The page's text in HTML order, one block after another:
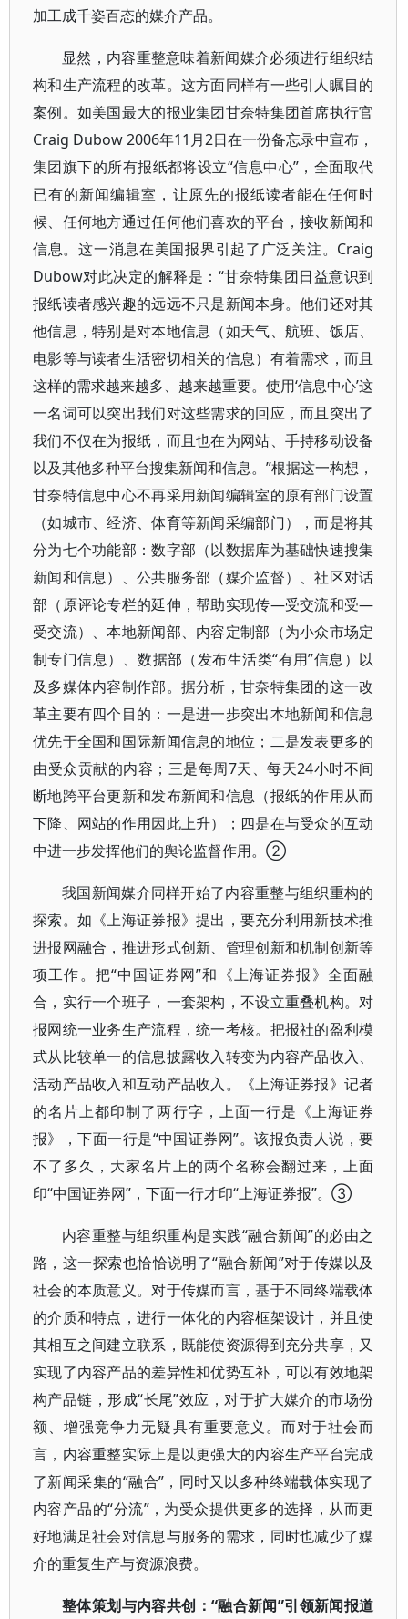
加工成千姿百态的媒介产品。
显然，内容重整意味着新闻媒介必须进行组织结
构和生产流程的改革。这方面同样有一些引人瞩目的
案例。如美国最大的报业集团甘奈特集团首席执行官
Craig Dubow 2006年11月2日在一份备忘录中宣布，
集团旗下的所有报纸都将设立“信息中心”，全面取代
已有的新闻编辑室，让原先的报纸读者能在任何时
候、任何地方通过任何他们喜欢的平台，接收新闻和
信息。这一消息在美国报界引起了广泛关注。Craig
Dubow对此决定的解释是：“甘奈特集团日益意识到
报纸读者感兴趣的远远不只是新闻本身。他们还对其
他信息，特别是对本地信息（如天气、航班、饭店、
电影等与读者生活密切相关的信息）有着需求，而且
这样的需求越来越多、越来越重要。使用‘信息中心’这
一名词可以突出我们对这些需求的回应，而且突出了
我们不仅在为报纸，而且也在为网站、手持移动设备
以及其他多种平台搜集新闻和信息。”根据这一构想，
甘奈特信息中心不再采用新闻编辑室的原有部门设置
（如城市、经济、体育等新闻采编部门），而是将其
分为七个功能部：数字部（以数据库为基础快速搜集
新闻和信息）、公共服务部（媒介监督）、社区对话
部（原评论专栏的延伸，帮助实现传—受交流和受—
受交流）、本地新闻部、内容定制部（为小众市场定
制专门信息）、数据部（发布生活类“有用”信息）以
及多媒体内容制作部。据分析，甘奈特集团的这一改
革主要有四个目的：一是进一步突出本地新闻和信息
优先于全国和国际新闻信息的地位；二是发表更多的
由受众贡献的内容；三是每周7天、每天24小时不间
断地跨平台更新和发布新闻和信息（报纸的作用从而
下降、网站的作用因此上升）；四是在与受众的互动
中进一步发挥他们的舆论监督作用。②
我国新闻媒介同样开始了内容重整与组织重构的
探索。如《上海证券报》提出，要充分利用新技术推
进报网融合，推进形式创新、管理创新和机制创新等
项工作。把“中国证券网”和《上海证券报》全面融
合，实行一个班子，一套架构，不设立重叠机构。对
报网统一业务生产流程，统一考核。把报社的盈利模
式从比较单一的信息披露收入转变为内容产品收入、
活动产品收入和互动产品收入。《上海证券报》记者
的名片上都印制了两行字，上面一行是《上海证券
报》，下面一行是“中国证券网”。该报负责人说，要
不了多久，大家名片上的两个名称会翻过来，上面
印“中国证券网”，下面一行才印“上海证券报”。③
内容重整与组织重构是实践“融合新闻”的必由之
路，这一探索也恰恰说明了“融合新闻”对于传媒以及
社会的本质意义。对于传媒而言，基于不同终端载体
的介质和特点，进行一体化的内容框架设计，并且使
其相互之间建立联系，既能使资源得到充分共享，又
实现了内容产品的差异性和优势互补，可以有效地架
构产品链，形成“长尾”效应，对于扩大媒介的市场份
额、增强竞争力无疑具有重要意义。而对于社会而
言，内容重整实际上是以更强大的内容生产平台完成
了新闻采集的“融合”，同时又以多种终端载体实现了
内容产品的“分流”，为受众提供更多的选择，从而更
好地满足社会对信息与服务的需求，同时也减少了媒
介的重复生产与资源浪费。
整体策划与内容共创：“融合新闻”引领新闻报道